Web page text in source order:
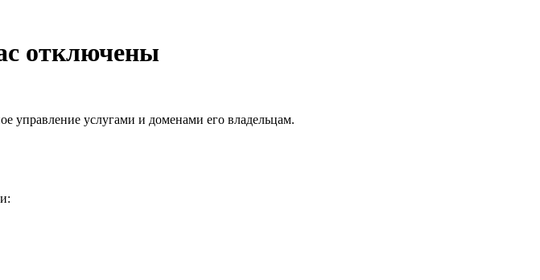
отключены
управление услугами и доменами его владельцам.